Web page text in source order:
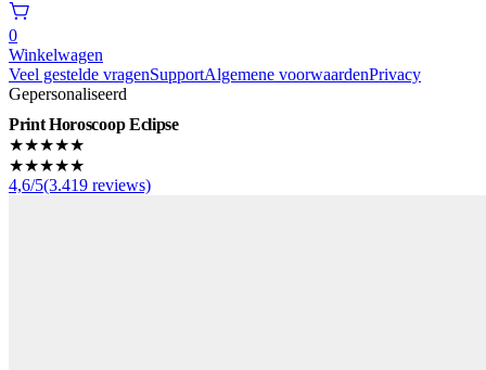
0
Winkelwagen
Veel gestelde vragenSupportAlgemene voorwaardenPrivacy
Gepersonaliseerd
Print Horoscoop Eclipse
★★★★★
★★★★★
4,6/5(3.419 reviews)